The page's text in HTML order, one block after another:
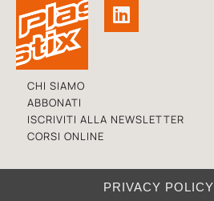
CHI SIAMO
ABBONATI
ISCRIVITI ALLA NEWSLETTER
CORSI ONLINE
PRIVACY POLICY